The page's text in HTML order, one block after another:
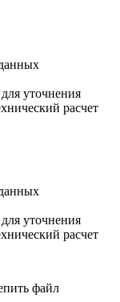
уточнения
расчет
уточнения
расчет
файл